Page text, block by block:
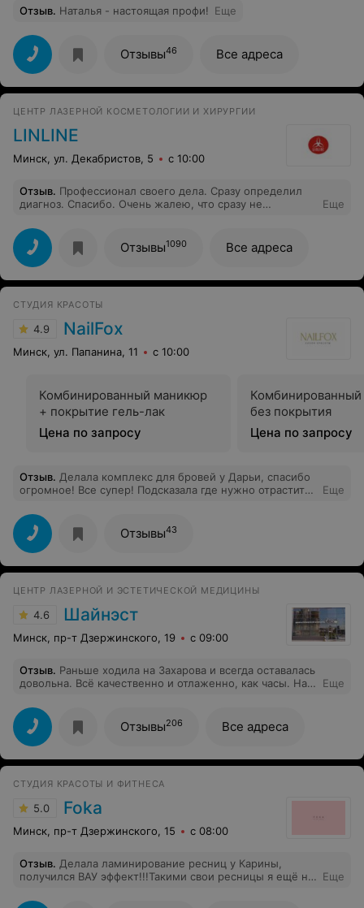
Отзыв. Наталья - настоящая профи! Еще
Отзывы46 Все адреса
ЦЕНТР ЛАЗЕРНОЙ КОСМЕТОЛОГИИ И ХИРУРГИИ
LINLINE
Минск, ул. Декабристов, 5 с 10:00
Отзыв. Профессионал своего дела. Сразу определил
диагноз. Спасибо. Очень жалею, что сразу не
бы избежать.
Еще
Отзывы1090 Все адреса
СТУДИЯ КРАСОТЫ
4.9 NailFox
Минск, ул. Папанина, 11 с 10:00
Комбинированный маникюр
+ покрытие гель-лак
Цена по запросу
без покрытия
Цена по запросу
Отзыв. Делала комплекс для бровей у Дарьи, спасибо
огромное! Все супер! Подсказала где нужно отрастить
Еще
Отзывы43
ЦЕНТР ЛАЗЕРНОЙ И ЭСТЕТИЧЕСКОЙ МЕДИЦИНЫ
4.6 Шайнэст
Минск, пр-т Дзержинского, 19 с 09:00
Отзыв. Раньше ходила на Захарова и всегда оставалась
довольна. Всё качественно и отлаженно, как часы. На
администратора. Во-первых, вместо приветствия
встретила фразой "вы по записи?", во-вторых, прием
начался почти на 20 минут позже, так как специалиста
не предупредили, что я пришла. В-третьих, даже не
догадалась извиниться. К врачу никаких замечаний и
работу персонала, который даже не осознает своих
Еще
Отзывы206 Все адреса
СТУДИЯ КРАСОТЫ И ФИТНЕСА
5.0 Foka
Минск, пр-т Дзержинского, 15 с 08:00
Отзыв. Делала ламинирование ресниц у Карины,
получился ВАУ эффект!!!Такими свои ресницы я ещё не
Еще